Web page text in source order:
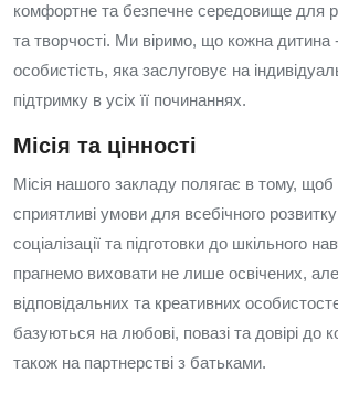
комфортне та безпечне середовище для
та творчості. Ми віримо, що кожна дитина
особистість, яка заслуговує на
підтримку в усіх її починаннях.
Місія та цінності
Місія нашого закладу полягає в тому, щоб
сприятливі умови для всебічного розвитку
соціалізації та підготовки до шкільного
прагнемо виховати не лише освічених,
відповідальних та креативних
базуються на любові, повазі та довірі до
також на партнерстві з батьками.